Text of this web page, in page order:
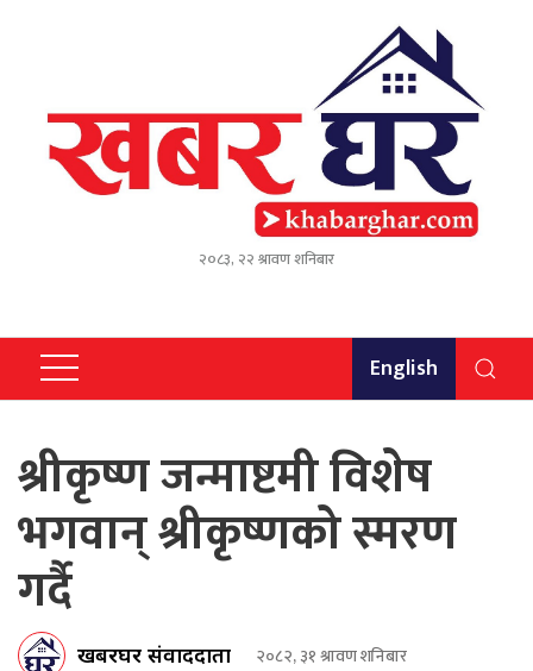
२०८३, २२ श्रावण शनिबार
English
श्रीकृष्ण जन्माष्टमी विशेष
भगवान् श्रीकृष्णको स्मरण
गर्दै
खबरघर संवाददाता २०८२, ३१ श्रावण शनिबार